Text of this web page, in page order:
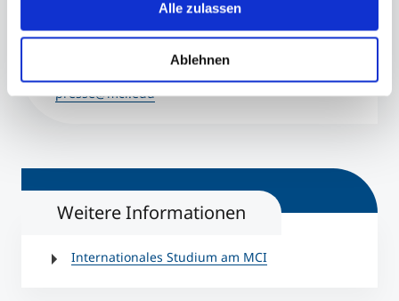
Alle zulassen
Ablehnen
presse@mci.edu
Weitere Informationen
Internationales Studium am MCI